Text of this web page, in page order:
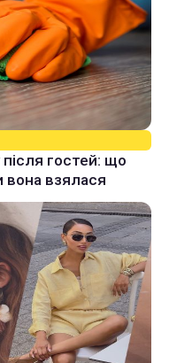
гостей: що
вона взялася